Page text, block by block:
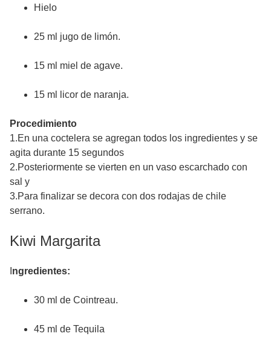
Hielo
25 ml jugo de limón.
15 ml miel de agave.
15 ml licor de naranja.
Procedimiento
1.En una coctelera se agregan todos los ingredientes y se
agita durante 15 segundos
2.Posteriormente se vierten en un vaso escarchado con
sal y
3.Para finalizar se decora con dos rodajas de chile
serrano.
Kiwi Margarita
ngredientes:
30 ml de Cointreau.
45 ml de Tequila